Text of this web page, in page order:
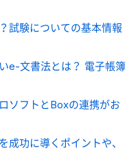
試験についての基本情報
e-文書法とは？ 電子帳簿
ソフトとBoxの連携がお
成功に導くポイントや、